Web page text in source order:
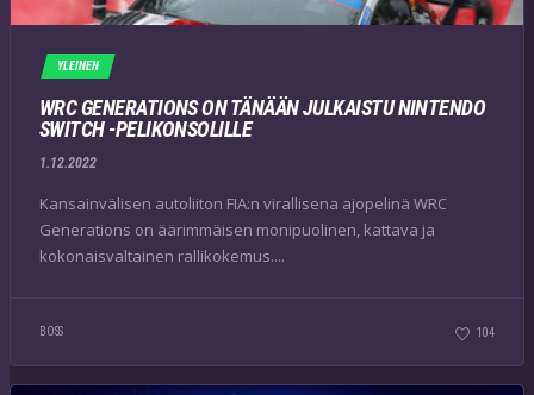
YLEINEN
WRC GENERATIONS ON TÄNÄÄN JULKAISTU NINTENDO
SWITCH -PELIKONSOLILLE
1.12.2022
Kansainvälisen autoliiton FIA:n virallisena ajopelinä WRC
Generations on äärimmäisen monipuolinen, kattava ja
kokonaisvaltainen rallikokemus....
BOSS 104